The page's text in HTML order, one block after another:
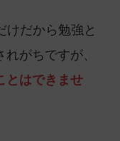
けだから勉強と
がちですが、
とはできませ